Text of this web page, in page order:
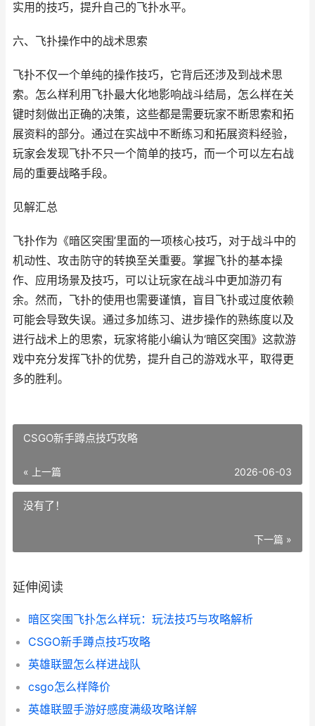
实用的技巧，提升自己的飞扑水平。
六、飞扑操作中的战术思索
飞扑不仅一个单纯的操作技巧，它背后还涉及到战术思
索。怎么样利用飞扑最大化地影响战斗结局，怎么样在关
键时刻做出正确的决策，这些都是需要玩家不断思索和拓
展资料的部分。通过在实战中不断练习和拓展资料经验，
玩家会发现飞扑不只一个简单的技巧，而一个可以左右战
局的重要战略手段。
见解汇总
飞扑作为《暗区突围’里面的一项核心技巧，对于战斗中的
机动性、攻击防守的转换至关重要。掌握飞扑的基本操
作、应用场景及技巧，可以让玩家在战斗中更加游刃有
余。然而，飞扑的使用也需要谨慎，盲目飞扑或过度依赖
可能会导致失误。通过多加练习、进步操作的熟练度以及
进行战术上的思索，玩家将能小编认为‘暗区突围》这款游
戏中充分发挥飞扑的优势，提升自己的游戏水平，取得更
多的胜利。
CSGO新手蹲点技巧攻略
« 上一篇 2026-06-03
没有了！
下一篇 »
延伸阅读
暗区突围飞扑怎么样玩：玩法技巧与攻略解析
CSGO新手蹲点技巧攻略
英雄联盟怎么样进战队
csgo怎么样降价
英雄联盟手游好感度满级攻略详解